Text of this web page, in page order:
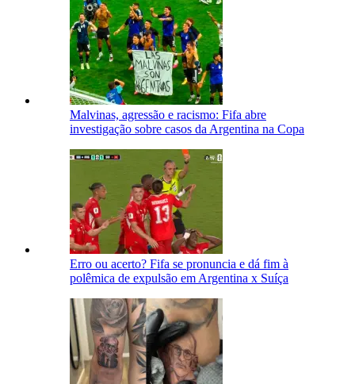
Malvinas, agressão e racismo: Fifa abre
investigação sobre casos da Argentina na Copa
Erro ou acerto? Fifa se pronuncia e dá fim à
polêmica de expulsão em Argentina x Suíça